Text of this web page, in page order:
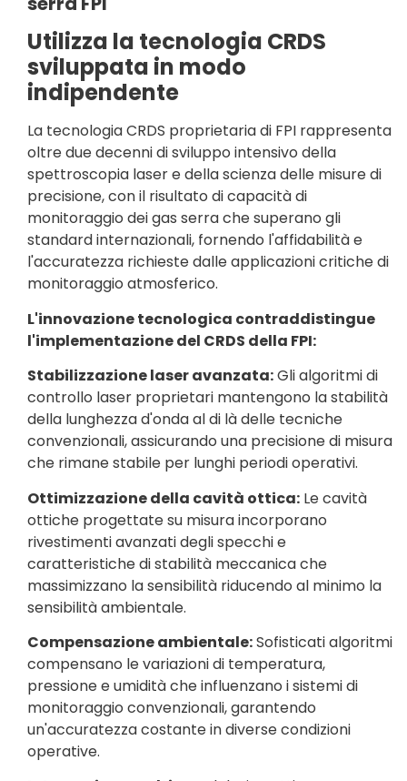
Utilizza la tecnologia CRDS
sviluppata in modo
indipendente
La tecnologia CRDS proprietaria di FPI rappresenta
oltre due decenni di sviluppo intensivo della
spettroscopia laser e della scienza delle misure di
precisione, con il risultato di capacità di
monitoraggio dei gas serra che superano gli
standard internazionali, fornendo l'affidabilità e
l'accuratezza richieste dalle applicazioni critiche di
monitoraggio atmosferico.
L'innovazione tecnologica contraddistingue
l'implementazione del CRDS della FPI:
Stabilizzazione laser avanzata:Gli algoritmi di
controllo laser proprietari mantengono la stabilità
della lunghezza d'onda al di là delle tecniche
convenzionali, assicurando una precisione di misura
che rimane stabile per lunghi periodi operativi.
Ottimizzazione della cavità ottica: Le cavità
ottiche progettate su misura incorporano
rivestimenti avanzati degli specchi e
caratteristiche di stabilità meccanica che
massimizzano la sensibilità riducendo al minimo la
sensibilità ambientale.
Compensazione ambientale:Sofisticati algoritmi
compensano le variazioni di temperatura,
pressione e umidità che influenzano i sistemi di
monitoraggio convenzionali, garantendo
un'accuratezza costante in diverse condizioni
operative.